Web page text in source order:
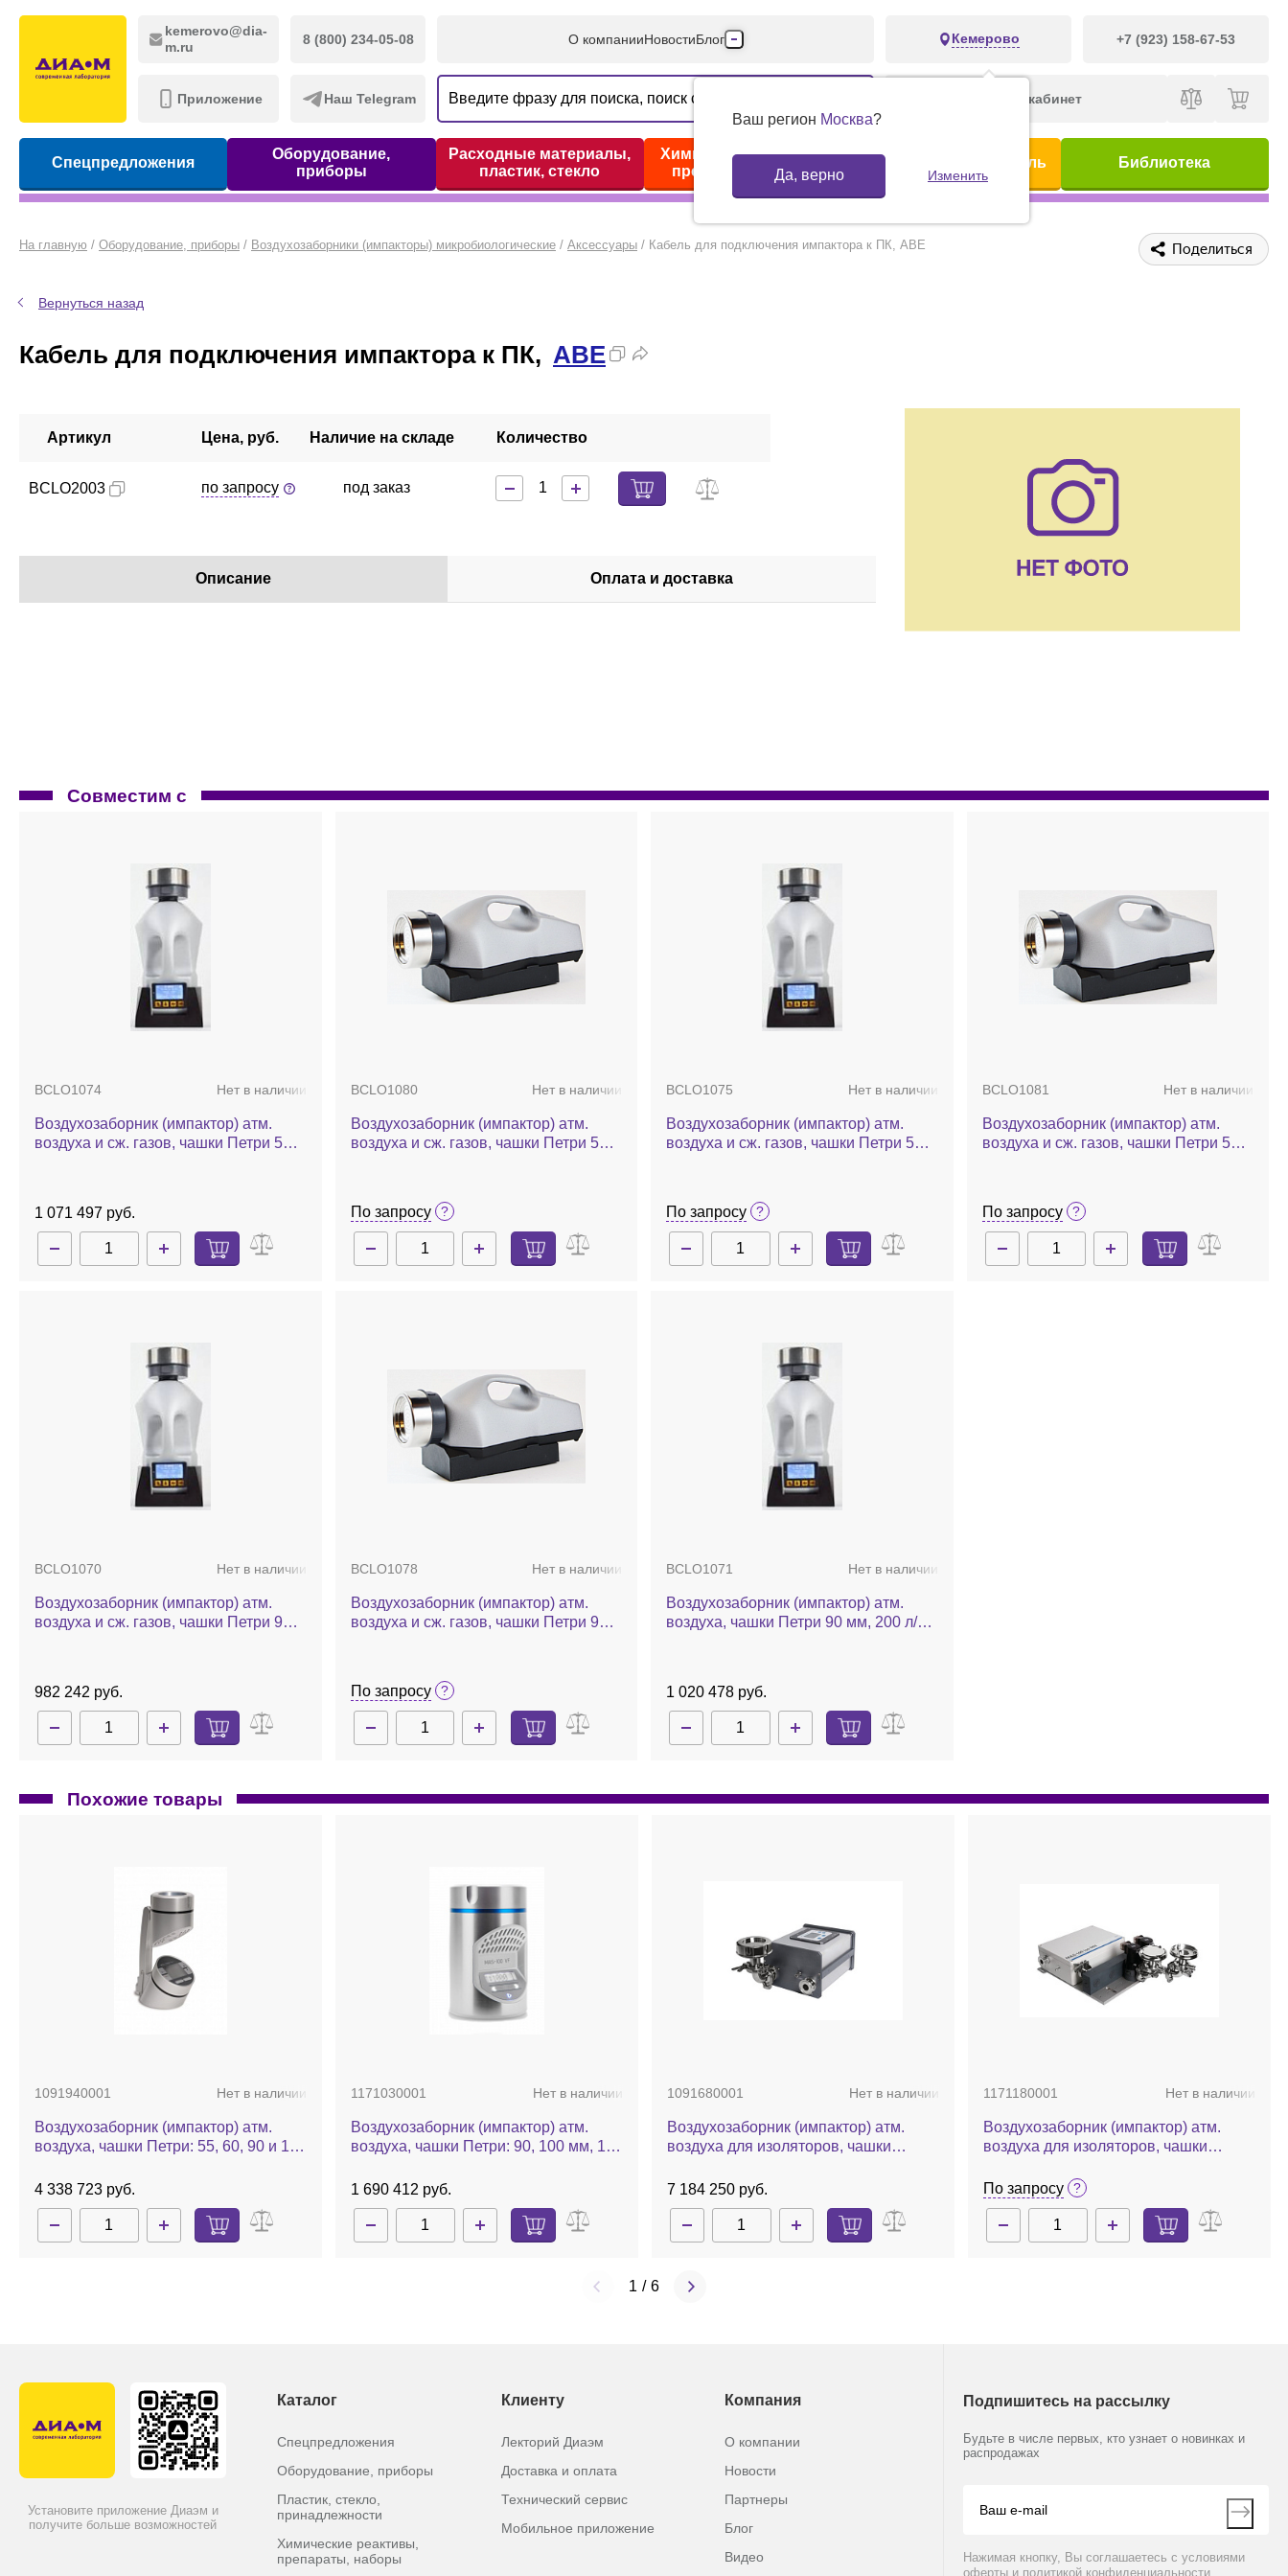
kemerovo@dia-
m.ru
8 (800) 234-05-08
Приложение Наш Telegram
О компанииНовостиБлог
Производители
Партнеры
Контакты
Кемерово +7 (923) 158-67-53
Ваш регион Москва?
Да, верно Изменить
Личный кабинет
Спецпредложения
Оборудование,
приборы
Расходные материалы,
пластик, стекло
Химические реактивы,
препараты, наборы
Предметный указатель Библиотека
На главную / Оборудование, приборы / Воздухозаборники (импакторы) микробиологические / Аксессуары / Кабель для подключения импактора к ПК, ABE Поделиться
Вернуться назад
Кабель для подключения импактора к ПК, ABE
Артикул Цена, руб. Наличие на складе Количество
BCLO2003 по запросу под заказ
Описание Оплата и доставка
Совместим с
BCLO1074 Нет в наличии
Воздухозаборник (импактор) атм.
воздуха и сж. газов, чашки Петри 55
1 071 497 руб.
BCLO1080 Нет в наличии
Воздухозаборник (импактор) атм.
воздуха и сж. газов, чашки Петри 55
По запросу
BCLO1075 Нет в наличии
Воздухозаборник (импактор) атм.
воздуха и сж. газов, чашки Петри 55
По запросу
BCLO1081 Нет в наличии
Воздухозаборник (импактор) атм.
воздуха и сж. газов, чашки Петри 55
По запросу
BCLO1070 Нет в наличии
Воздухозаборник (импактор) атм.
воздуха и сж. газов, чашки Петри 90
982 242 руб.
BCLO1078 Нет в наличии
Воздухозаборник (импактор) атм.
воздуха и сж. газов, чашки Петри 90
По запросу
BCLO1071 Нет в наличии
Воздухозаборник (импактор) атм.
воздуха, чашки Петри 90 мм, 200 л/
1 020 478 руб.
Похожие товары
1091940001 Нет в наличии
Воздухозаборник (импактор) атм.
воздуха, чашки Петри: 55, 60, 90 и 100
взрывобезопасн. исполнение, MAS-
4 338 723 руб.
1171030001 Нет в наличии
Воздухозаборник (импактор) атм.
воздуха, чашки Петри: 90, 100 мм, 100
MAS-100 VF
1 690 412 руб.
1091680001 Нет в наличии
Воздухозаборник (импактор) атм.
воздуха для изоляторов, чашки
калибровка, MAS-100 Iso NT
7 184 250 руб.
1171180001 Нет в наличии
Воздухозаборник (импактор) атм.
воздуха для изоляторов, чашки
насос стер. фильтрации, MAS-100 Iso
MH
По запросу
1 / 6
Установите приложение Диаэм и
получите больше возможностей
Каталог
Спецпредложения
Оборудование, приборы
Пластик, стекло,
принадлежности
Химические реактивы,
препараты, наборы
Клиенту
Лекторий Диаэм
Доставка и оплата
Технический сервис
Мобильное приложение
Компания
О компании
Новости
Партнеры
Блог
Видео
Подпишитесь на рассылку
Будьте в числе первых, кто узнает о новинках и
распродажах
Нажимая кнопку, Вы соглашаетесь с условиями
оферты и политикой конфиденциальности